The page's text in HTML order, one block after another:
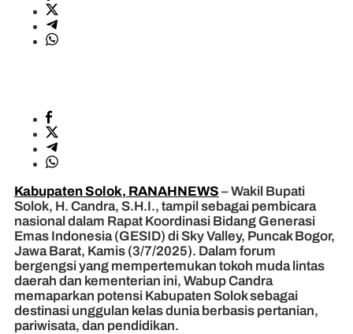
Kabupaten Solok, RANAHNEWS – Wakil Bupati
Solok, H. Candra, S.H.I., tampil sebagai pembicara
nasional dalam Rapat Koordinasi Bidang Generasi
Emas Indonesia (GESID) di Sky Valley, Puncak Bogor,
Jawa Barat, Kamis (3/7/2025). Dalam forum
bergengsi yang mempertemukan tokoh muda lintas
daerah dan kementerian ini, Wabup Candra
memaparkan potensi Kabupaten Solok sebagai
destinasi unggulan kelas dunia berbasis pertanian,
pariwisata, dan pendidikan.